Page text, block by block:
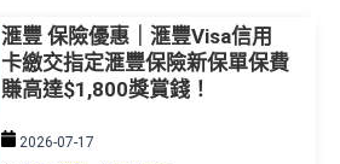
滙豐 保險優惠｜滙豐Visa信用
卡繳交指定滙豐保險新保單保費
賺高達$1,800獎賞錢！
2026-07-17